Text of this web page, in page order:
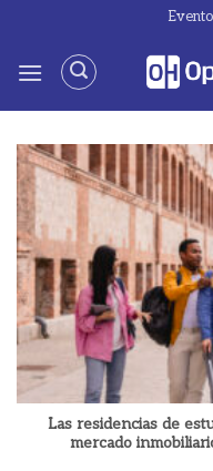
contenido
Las residencias de
mercado